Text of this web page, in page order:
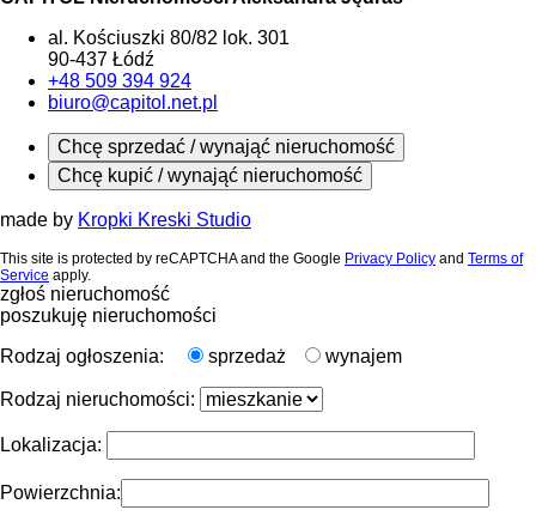
al. Kościuszki 80/82 lok. 301
90-437 Łódź
+48 509 394 924
biuro@capitol.net.pl
Chcę sprzedać / wynająć nieruchomość
Chcę kupić / wynająć nieruchomość
made by Kropki Kreski Studio
This site is protected by reCAPTCHA and the Google Privacy Policy and Terms of
Service apply.
zgłoś nieruchomość
poszukuję nieruchomości
Rodzaj ogłoszenia:
sprzedaż wynajem
Rodzaj nieruchomości:
Lokalizacja:
Powierzchnia: